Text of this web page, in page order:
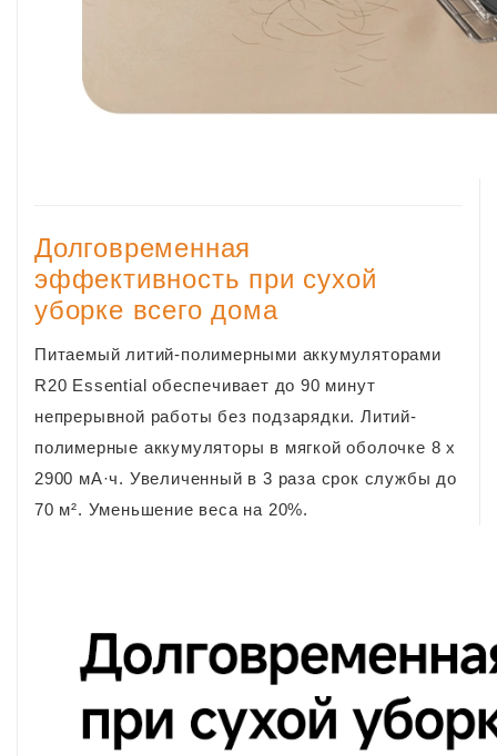
Долговременная
эффективность при сухой
уборке всего дома
Питаемый литий-полимерными аккумуляторами
R20 Essential обеспечивает до 90 минут
непрерывной работы без подзарядки. Литий-
полимерные аккумуляторы в мягкой оболочке 8 х
2900 мА·ч. Увеличенный в 3 раза срок службы до
70 м². Уменьшение веса на 20%.